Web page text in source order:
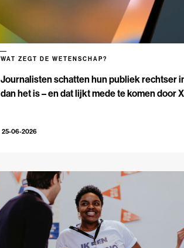
Journalisten schatten hun publiek rechtser
dan het is – en dat lijkt mede te komen door X
WAT ZEGT DE WETENSCHAP?
25-06-2026